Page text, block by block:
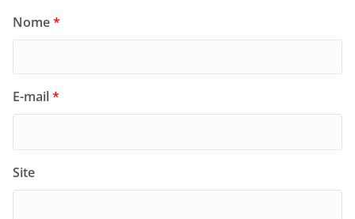
Nome*
E-mail*
Site